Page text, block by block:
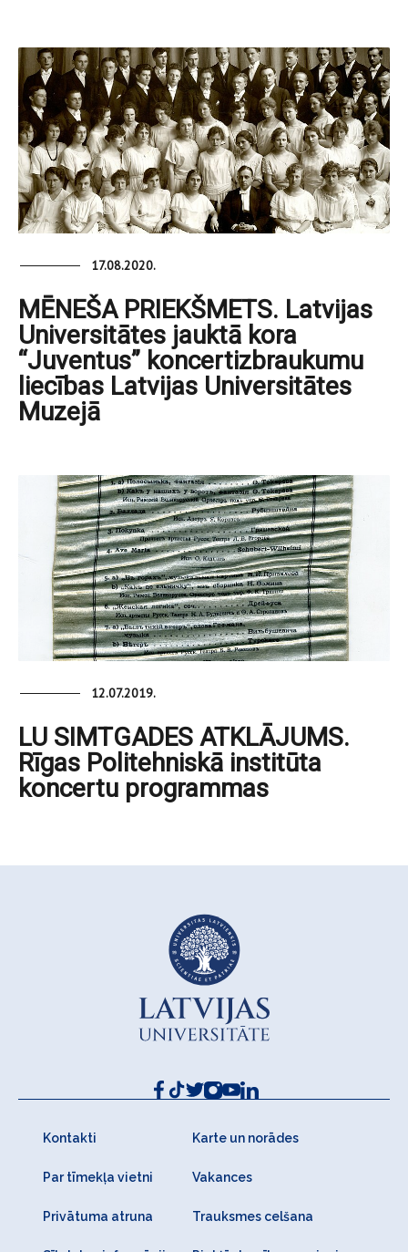
17.08.2020.
MĒNEŠA PRIEKŠMETS. Latvijas
Universitātes jauktā kora
“Juventus” koncertizbraukumu
liecības Latvijas Universitātes
Muzejā
12.07.2019.
LU SIMTGADES ATKLĀJUMS.
Rīgas Politehniskā institūta
koncertu programmas
Kontakti Karte un norādes
Par tīmekļa vietni Vakances
Privātuma atruna Trauksmes celšana